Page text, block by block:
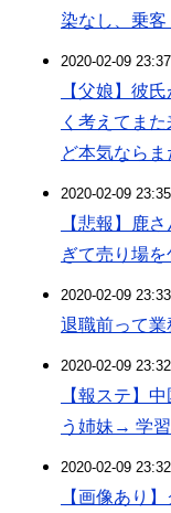
染なし、乗客
2020-02-09
【父娘】彼
く考えてま
ど本気なら
2020-02-09
【悲報】鹿
ぎて売り場を
2020-02-09
退職前って業
2020-02-09
【報ステ】
う姉妹→ 学
2020-02-09
【画像あり